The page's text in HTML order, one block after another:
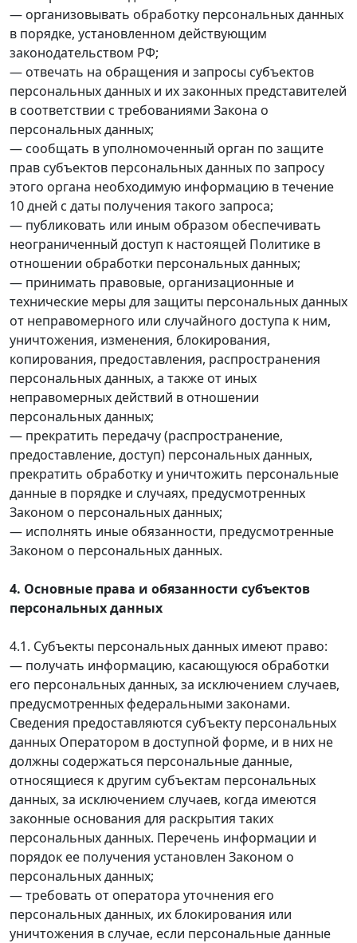
— организовывать обработку персональных данных
в порядке, установленном действующим
законодательством РФ;
— отвечать на обращения и запросы субъектов
персональных данных и их законных представителей
в соответствии с требованиями Закона о
персональных данных;
— сообщать в уполномоченный орган по защите
прав субъектов персональных данных по запросу
этого органа необходимую информацию в течение
10 дней с даты получения такого запроса;
— публиковать или иным образом обеспечивать
неограниченный доступ к настоящей Политике в
отношении обработки персональных данных;
— принимать правовые, организационные и
технические меры для защиты персональных данных
от неправомерного или случайного доступа к ним,
уничтожения, изменения, блокирования,
копирования, предоставления, распространения
персональных данных, а также от иных
неправомерных действий в отношении
персональных данных;
— прекратить передачу (распространение,
предоставление, доступ) персональных данных,
прекратить обработку и уничтожить персональные
данные в порядке и случаях, предусмотренных
Законом о персональных данных;
— исполнять иные обязанности, предусмотренные
Законом о персональных данных.
4. Основные права и обязанности субъектов
персональных данных
4.1. Субъекты персональных данных имеют право:
— получать информацию, касающуюся обработки
его персональных данных, за исключением случаев,
предусмотренных федеральными законами.
Сведения предоставляются субъекту персональных
данных Оператором в доступной форме, и в них не
должны содержаться персональные данные,
относящиеся к другим субъектам персональных
данных, за исключением случаев, когда имеются
законные основания для раскрытия таких
персональных данных. Перечень информации и
порядок ее получения установлен Законом о
персональных данных;
— требовать от оператора уточнения его
персональных данных, их блокирования или
уничтожения в случае, если персональные данные